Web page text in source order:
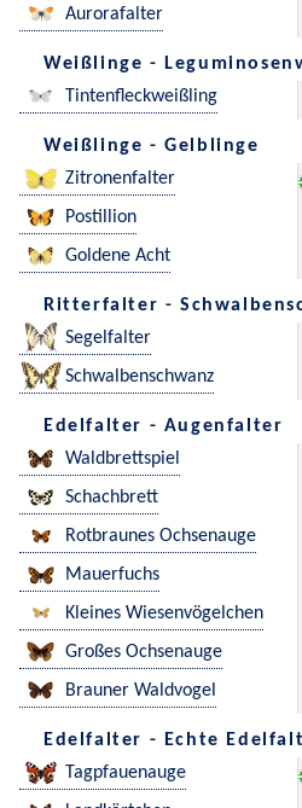
Aurorafalter
Weißlinge -
Tintenfleckweißling
Weißlinge - Gelblinge
Zitronenfalter
Postillion
Goldene Acht
Ritterfalter -
Segelfalter
Schwalbenschwanz
Edelfalter - Augenfalter
Waldbrettspiel
Schachbrett
Rotbraunes Ochsenauge
Mauerfuchs
Kleines Wiesenvögelchen
Großes Ochsenauge
Brauner Waldvogel
Edelfalter - Echte
Tagpfauenauge